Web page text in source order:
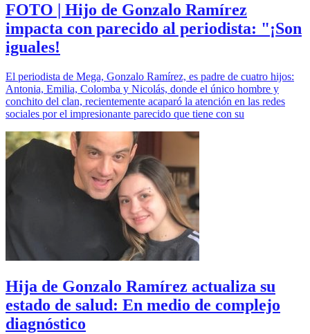
FOTO | Hijo de Gonzalo Ramírez
impacta con parecido al periodista: "¡Son
iguales!
El periodista de Mega, Gonzalo Ramírez, es padre de cuatro hijos:
Antonia, Emilia, Colomba y Nicolás, donde el único hombre y
conchito del clan, recientemente acaparó la atención en las redes
sociales por el impresionante parecido que tiene con su
Hija de Gonzalo Ramírez actualiza su
estado de salud: En medio de complejo
diagnóstico